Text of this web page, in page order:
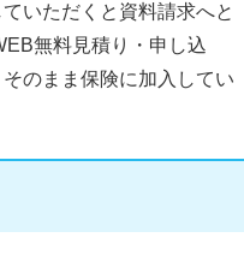
いただくと資料請求へと
無料見積り・申し込
のまま保険に加入してい